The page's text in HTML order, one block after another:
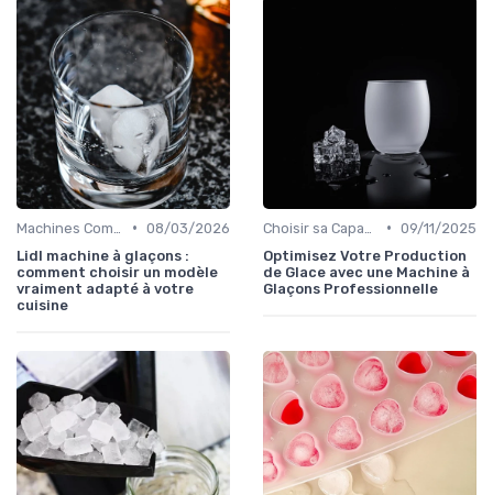
• 08/03/2026
Lidl machine à glaçons :
comment choisir un modèle
vraiment adapté à votre
cuisine
• 09/11/2025
Optimisez Votre Production
de Glace avec une Machine à
Glaçons Professionnelle